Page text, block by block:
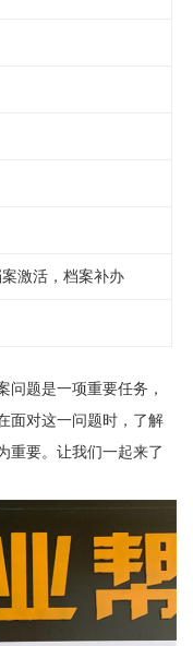
激活，档案补办
问题是一项重要任务，
面对这一问题时，了解
重要。让我们一起来了